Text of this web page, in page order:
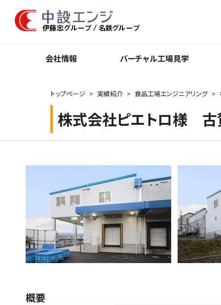
会社情報 バーチャル⼯場⾒学
トップページ 実績紹介 食品工場エンジニアリング
株式会社ピエトロ様 古
概要